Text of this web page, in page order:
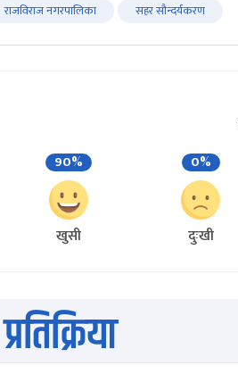
राजविराज नगरपालिका सहर सौन्दर्यकरण
90%
खुसी
0%
दुःखी
प्रतिक्रिया